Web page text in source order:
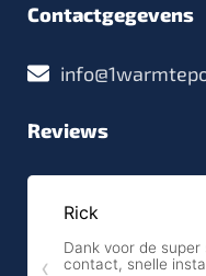
Contactgegevens
Reviews